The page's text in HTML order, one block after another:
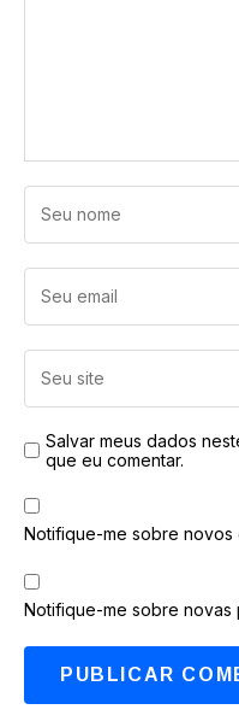
Salvar meus dados
que eu comentar.
Notifique-me sobre novos
Notifique-me sobre novas